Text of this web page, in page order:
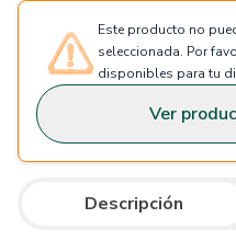
Este producto no
seleccionada. Por
disponibles para tu
Ver
Descripción